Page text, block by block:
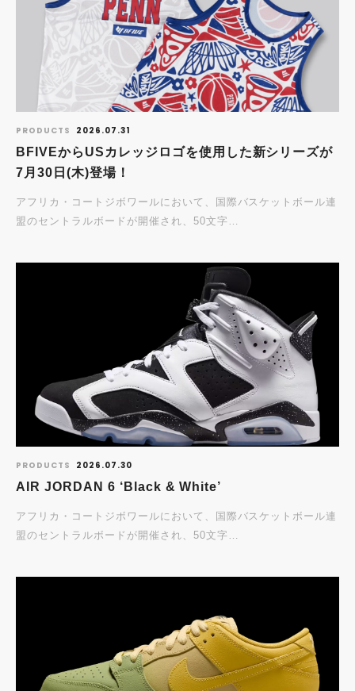
PRODUCTS 2026.07.31
BFIVEからUSカレッジロゴを使用した新シリーズが
7月30日(木)登場！
アフリカ・コートジボワールにおいて、国際バスケットボール連
盟のセントラルボードが開催され、50文字…
PRODUCTS 2026.07.30
AIR JORDAN 6 ‘Black & White’
アフリカ・コートジボワールにおいて、国際バスケットボール連
盟のセントラルボードが開催され、50文字…